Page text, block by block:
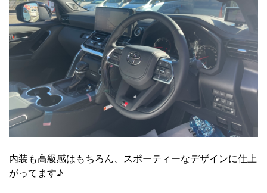
内装も高級感はもちろん、スポーティーなデザインに仕上
がってます♪